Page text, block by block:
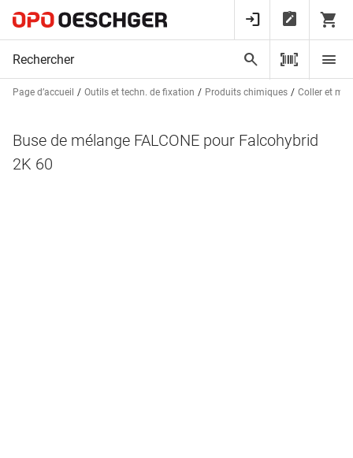
Page d’accueil Outils et techn. de fixation Produits chimiques Coller et
Buse de mélange FALCONE pour Falcohybrid
2K 60